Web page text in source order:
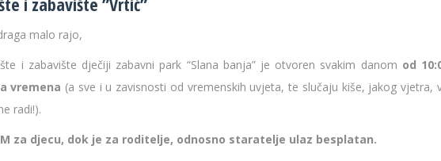
malo rajo,
i zabavište dječiji zabavni park “Slana banja” je otvoren svakim danom od
vremena (a sve i u zavisnosti od vremenskih uvjeta, te slučaju kiše, jakog
radi!).
za djecu, dok je za roditelje, odnosno staratelje ulaz besplatan.